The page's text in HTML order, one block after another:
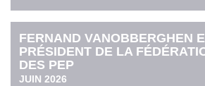
FERNAND VANOBBERGHEN
PRÉSIDENT DE LA
DES PEP
JUIN 2026